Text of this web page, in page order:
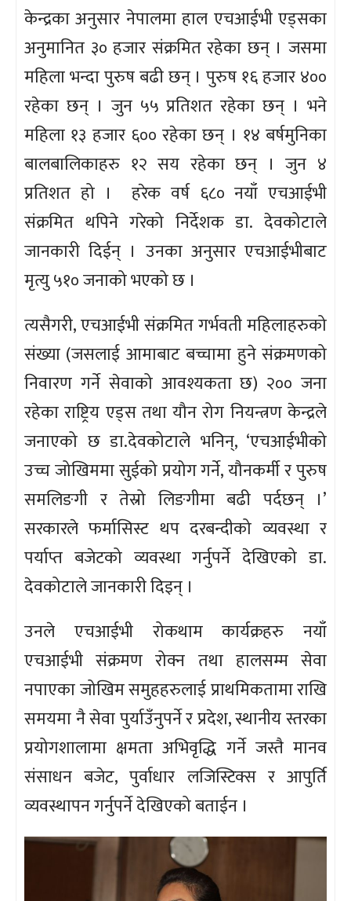
केन्द्रका अनुसार नेपालमा हाल एचआईभी एड्सका
अनुमानित ३० हजार संक्रमित रहेका छन् । जसमा
महिला भन्दा पुरुष बढी छन् । पुरुष १६ हजार ४००
रहेका छन् । जुन ५५ प्रतिशत रहेका छन् । भने
महिला १३ हजार ६०० रहेका छन् । १४ बर्षमुनिका
बालबालिकाहरु १२ सय रहेका छन् । जुन ४
प्रतिशत हो । हरेक वर्ष ६८० नयाँ एचआईभी
संक्रमित थपिने गरेको निर्देशक डा. देवकोटाले
जानकारी दिईन् । उनका अनुसार एचआईभीबाट
मृत्यु ५१० जनाको भएको छ ।
त्यसैगरी, एचआईभी संक्रमित गर्भवती महिलाहरुको
संख्या (जसलाई आमाबाट बच्चामा हुने संक्रमणको
निवारण गर्ने सेवाको आवश्यकता छ) २०० जना
रहेका राष्ट्रिय एड्स तथा यौन रोग नियन्त्रण केन्द्रले
जनाएको छ डा.देवकोटाले भनिन्, ‘एचआईभीको
उच्च जोखिममा सुईको प्रयोग गर्ने, यौनकर्मी र पुरुष
समलिङगी र तेस्रो लिङगीमा बढी पर्दछन् ।’
सरकारले फर्मासिस्ट थप दरबन्दीको व्यवस्था र
पर्याप्त बजेटको व्यवस्था गर्नुपर्ने देखिएको डा.
देवकोटाले जानकारी दिइन् ।
उनले एचआईभी रोकथाम कार्यक्रहरु नयाँ
एचआईभी संक्रमण रोक्न तथा हालसम्म सेवा
नपाएका जोखिम समुहहरुलाई प्राथमिकतामा राखि
समयमा नै सेवा पुर्याउँनुपर्ने र प्रदेश, स्थानीय स्तरका
प्रयोगशालामा क्षमता अभिवृद्धि गर्ने जस्तै मानव
संसाधन बजेट, पुर्वाधार लजिस्टिक्स र आपुर्ति
व्यवस्थापन गर्नुपर्ने देखिएको बताईन ।